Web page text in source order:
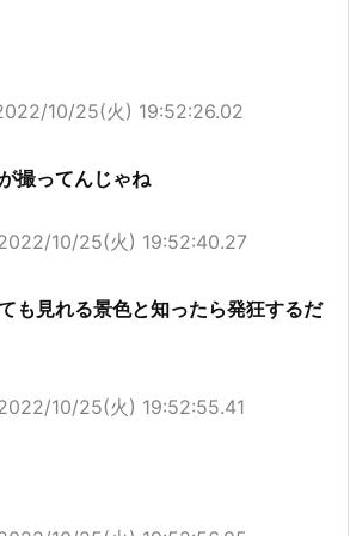
10/25(火) 19:52:26.02
撮ってんじゃね
10/25(火) 19:52:40.27
も見れる景色と知ったら発狂するだ
10/25(火) 19:52:55.41